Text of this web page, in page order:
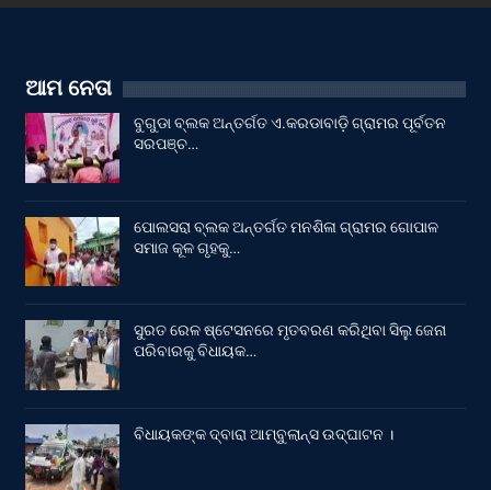
ଆମ ନେତା
ବୁଗୁଡା ବ୍ଲକ ଅନ୍ତର୍ଗତ ଏ.କରଡାବାଡ଼ି ଗ୍ରାମର ପୂର୍ବତନ
ସରପଞ୍ଚ…
ପୋଲସରା ବ୍ଲକ ଅନ୍ତର୍ଗତ ମନଶିଳା ଗ୍ରାମର ଗୋପାଳ
ସମାଜ କୂଳ ଗୃହକୁ…
ସୁରତ ରେଳ ଷ୍ଟେସନରେ ମୃତବରଣ କରିଥିବା ସିଲୁ ଜେନା
ପରିବାରକୁ ବିଧାୟକ…
ବିଧାୟକଙ୍କ ଦ୍ବାରା ଆମ୍ବୁଲାନ୍ସ ଉଦ୍‌ଘାଟନ ।